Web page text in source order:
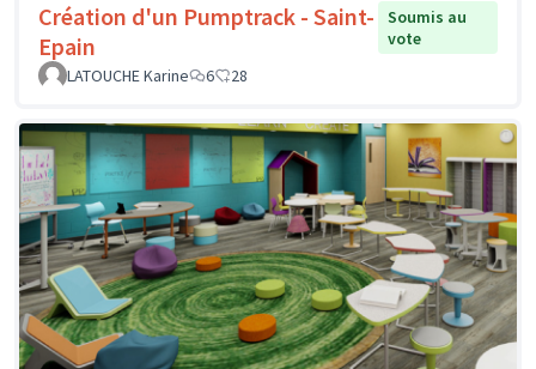
Création d'un Pumptrack - Saint-
Epain
Soumis au
vote
LATOUCHE Karine
6 28